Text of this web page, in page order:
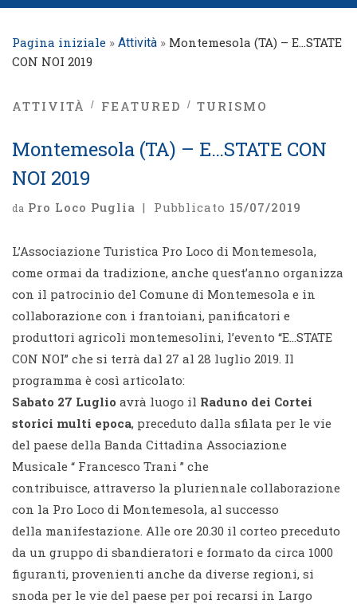
Pagina iniziale » Attività » Montemesola (TA) – E…STATE
CON NOI 2019
ATTIVITÀ FEATURED TURISMO
Montemesola (TA) – E…STATE CON
NOI 2019
da Pro Loco Puglia | Pubblicato 15/07/2019
L’Associazione Turistica Pro Loco di Montemesola,
come ormai da tradizione, anche quest’anno organizza
con il patrocinio del Comune di Montemesola e in
collaborazione con i frantoiani, panificatori e
produttori agricoli montemesolini, l’evento “E…STATE
CON NOI” che si terrà dal 27 al 28 luglio 2019. Il
programma è così articolato:
Sabato 27 Luglio avrà luogo il Raduno dei Cortei
storici multi epoca, preceduto dalla sfilata per le vie
del paese della Banda Cittadina Associazione
Musicale “ Francesco Trani ” che
contribuisce, attraverso la pluriennale collaborazione
con la Pro Loco di Montemesola, al successo
della manifestazione. Alle ore 20.30 il corteo preceduto
da un gruppo di sbandieratori e formato da circa 1000
figuranti, provenienti anche da diverse regioni, si
snoda per le vie del paese per poi recarsi in Largo